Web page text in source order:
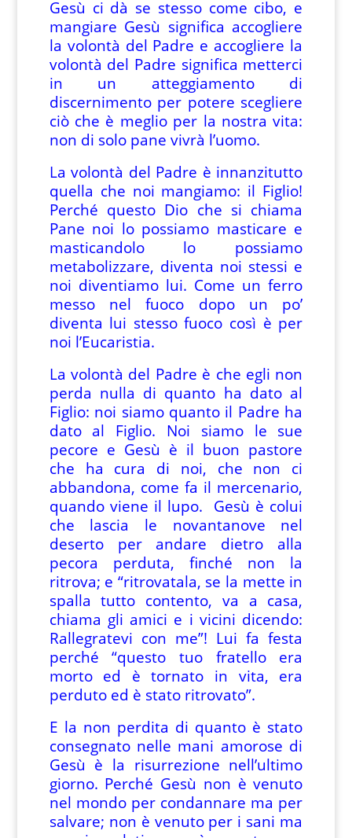
Gesù ci dà se stesso come cibo, e
mangiare Gesù significa accogliere
la volontà del Padre e accogliere la
volontà del Padre significa metterci
in un atteggiamento di
discernimento per potere scegliere
ciò che è meglio per la nostra vita:
non di solo pane vivrà l’uomo.
La volontà del Padre è innanzitutto
quella che noi mangiamo: il Figlio!
Perché questo Dio che si chiama
Pane noi lo possiamo masticare e
masticandolo lo possiamo
metabolizzare, diventa noi stessi e
noi diventiamo lui. Come un ferro
messo nel fuoco dopo un po’
diventa lui stesso fuoco così è per
noi l’Eucaristia.
La volontà del Padre è che egli non
perda nulla di quanto ha dato al
Figlio: noi siamo quanto il Padre ha
dato al Figlio. Noi siamo le sue
pecore e Gesù è il buon pastore
che ha cura di noi, che non ci
abbandona, come fa il mercenario,
quando viene il lupo. Gesù è colui
che lascia le novantanove nel
deserto per andare dietro alla
pecora perduta, finché non la
ritrova; e “ritrovatala, se la mette in
spalla tutto contento, va a casa,
chiama gli amici e i vicini dicendo:
Rallegratevi con me”! Lui fa festa
perché “questo tuo fratello era
morto ed è tornato in vita, era
perduto ed è stato ritrovato”.
E la non perdita di quanto è stato
consegnato nelle mani amorose di
Gesù è la risurrezione nell’ultimo
giorno. Perché Gesù non è venuto
nel mondo per condannare ma per
salvare; non è venuto per i sani ma